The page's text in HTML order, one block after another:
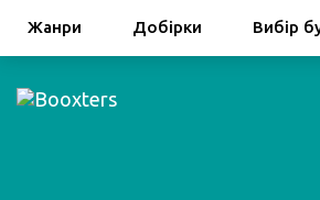
Жанри Добірки Вибір